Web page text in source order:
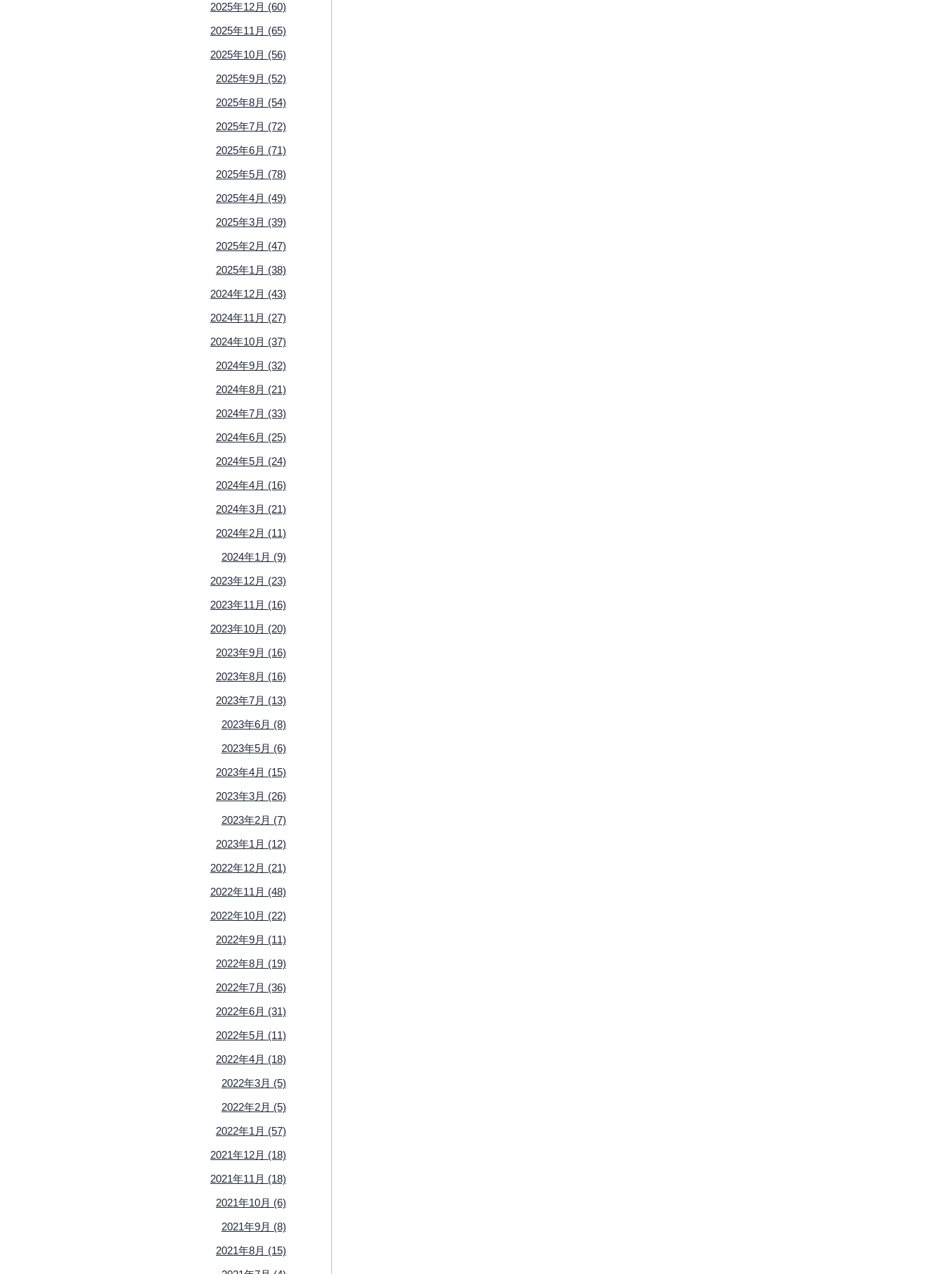
2025年12月 (60)
2025年11月 (65)
2025年10月 (56)
2025年9月 (52)
2025年8月 (54)
2025年7月 (72)
2025年6月 (71)
2025年5月 (78)
2025年4月 (49)
2025年3月 (39)
2025年2月 (47)
2025年1月 (38)
2024年12月 (43)
2024年11月 (27)
2024年10月 (37)
2024年9月 (32)
2024年8月 (21)
2024年7月 (33)
2024年6月 (25)
2024年5月 (24)
2024年4月 (16)
2024年3月 (21)
2024年2月 (11)
2024年1月 (9)
2023年12月 (23)
2023年11月 (16)
2023年10月 (20)
2023年9月 (16)
2023年8月 (16)
2023年7月 (13)
2023年6月 (8)
2023年5月 (6)
2023年4月 (15)
2023年3月 (26)
2023年2月 (7)
2023年1月 (12)
2022年12月 (21)
2022年11月 (48)
2022年10月 (22)
2022年9月 (11)
2022年8月 (19)
2022年7月 (36)
2022年6月 (31)
2022年5月 (11)
2022年4月 (18)
2022年3月 (5)
2022年2月 (5)
2022年1月 (57)
2021年12月 (18)
2021年11月 (18)
2021年10月 (6)
2021年9月 (8)
2021年8月 (15)